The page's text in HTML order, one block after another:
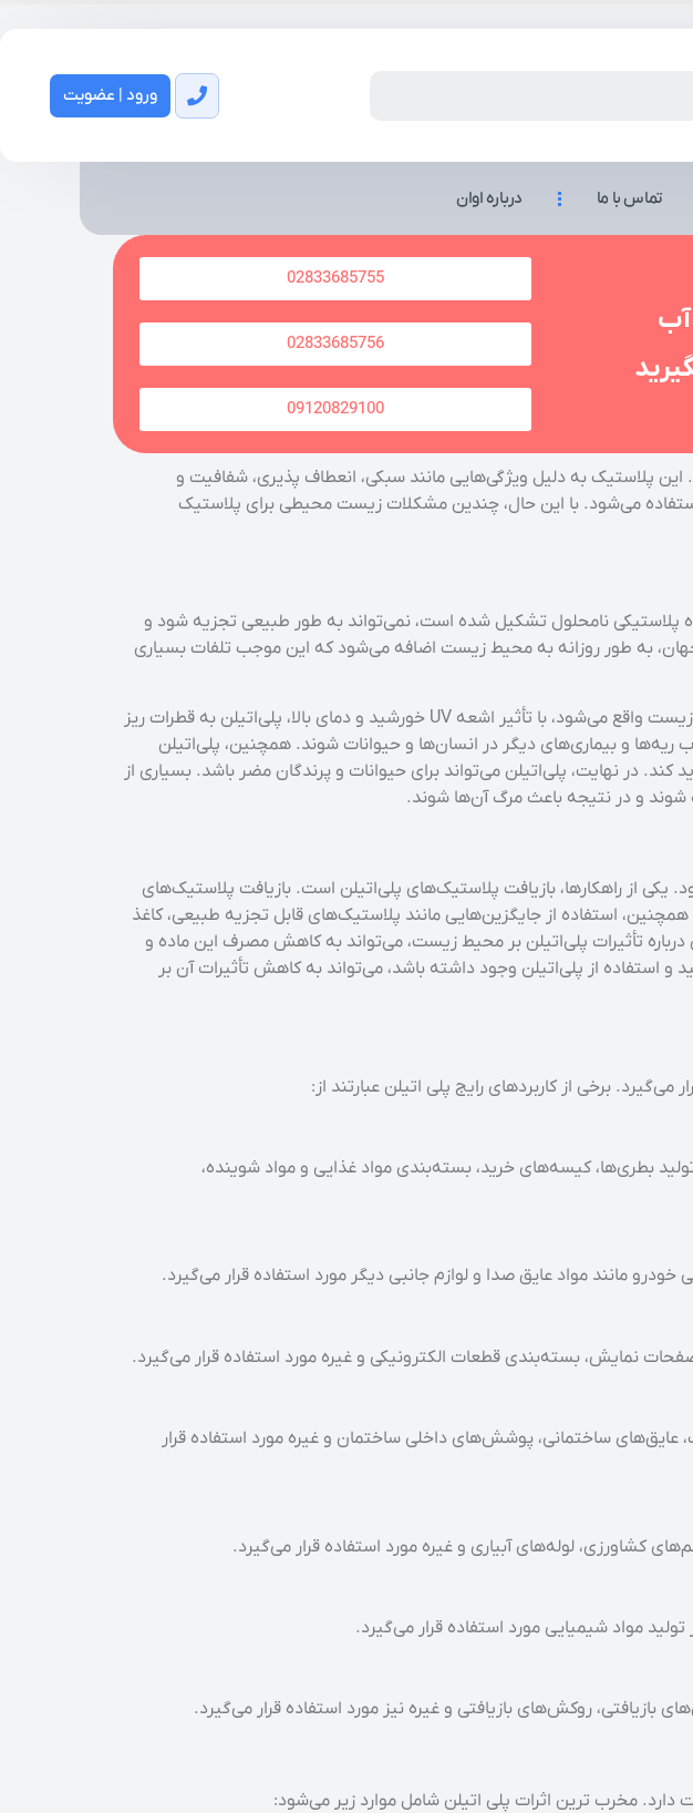
ورود | عضویت
تماس با ما درباره اوان
02833685755
02833685756
09120829100
پلاستیک به دلیل ویژگی‌هایی مانند سبکی، انعطاف پذیری، شفافیت و
استفاده می‌شود. با این حال، چندین مشکلات زیست محیطی برای پلاستیک
پلاستیکی نامحلول تشکیل شده است، نمی‌تواند به طور طبیعی تجزیه شود و
به طور روزانه به محیط زیست اضافه می‌شود که این موجب تلفات بسیاری
از دیگر تأثیرات پلی‌اتیلن بر محیط زیست، آلودگی هوا و آب است. هنگامی که پلی‌اتیلن در محیط زیست واقع می‌شود، با تأثیر اشعه UV خورشید و دمای بالا، پلی‌اتیلن به قطرات ریز
ریه‌ها و بیماری‌های دیگر در انسان‌ها و حیوانات شوند. همچنین، پلی‌اتیلن
در نهایت، پلی‌اتیلن می‌تواند برای حیوانات و پرندگان مضر باشد. بسیاری از
شوند و در نتیجه باعث مرگ آن‌ها شوند.
از راهکارها، بازیافت پلاستیک‌های پلی‌اتیلن است. بازیافت پلاستیک‌های
استفاده از جایگزین‌هایی مانند پلاستیک‌های قابل تجزیه طبیعی، کاغذ
تأثیرات پلی‌اتیلن بر محیط زیست، می‌تواند به کاهش مصرف این ماده و
استفاده از پلی‌اتیلن وجود داشته باشد، می‌تواند به کاهش تأثیرات آن بر
برخی از کاربردهای رایج پلی اتیلن عبارتند از:
بطری‌ها، کیسه‌های خرید، بسته‌بندی مواد غذایی و مواد شوینده،
مانند مواد عایق صدا و لوازم جانبی دیگر مورد استفاده قرار می‌گیرد.
صفحات نمایش، بسته‌بندی قطعات الکترونیکی و غیره مورد استفاده قرار می‌گیرد.
عایق‌های ساختمانی، پوشش‌های داخلی ساختمان و غیره مورد استفاده قرار
کشاورزی، لوله‌های آبیاری و غیره مورد استفاده قرار می‌گیرد.
مواد شیمیایی مورد استفاده قرار می‌گیرد.
بازیافتی، روکش‌های بازیافتی و غیره نیز مورد استفاده قرار می‌گیرد.
مخرب ترین اثرات پلی اتیلن شامل موارد زیر می‌شود: